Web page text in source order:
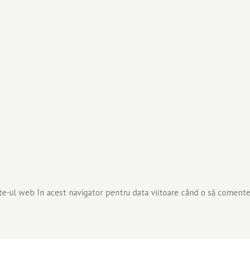
ul web în acest navigator pentru data viitoare când o să